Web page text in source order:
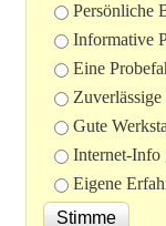
Persönliche
Informative
Eine
Gute
Internet-Info
Eigene